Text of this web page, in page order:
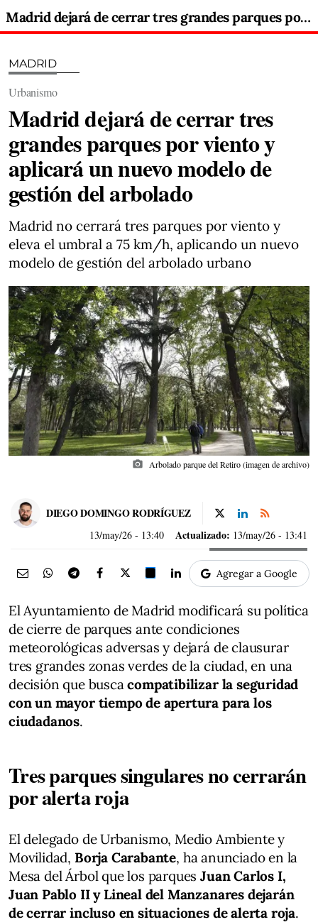
Madrid dejará de cerrar tres grandes parques por viento y aplicará un nuevo modelo de gestión del arbolado
MADRID
Urbanismo
Madrid dejará de cerrar tres
grandes parques por viento y
aplicará un nuevo modelo de
gestión del arbolado
Madrid no cerrará tres parques por viento y
eleva el umbral a 75 km/h, aplicando un nuevo
modelo de gestión del arbolado urbano
photo_camera Arbolado parque del Retiro (imagen de archivo)
DIEGO DOMINGO RODRÍGUEZ
13/may/26 - 13:40 Actualizado: 13/may/26 - 13:41
Agregar a Google
El Ayuntamiento de Madrid modificará su política
de cierre de parques ante condiciones
meteorológicas adversas y dejará de clausurar
tres grandes zonas verdes de la ciudad, en una
decisión que buscacompatibilizar la seguridad
con un mayor tiempo de apertura para los
ciudadanos.
Tres parques singulares no cerrarán
por alerta roja
El delegado de Urbanismo, Medio Ambiente y
Movilidad, Borja Carabante, ha anunciado en la
Mesa del Árbol que los parquesJuan Carlos I,
Juan Pablo II y Lineal del Manzanares dejarán
de cerrar incluso en situaciones de alerta roja.